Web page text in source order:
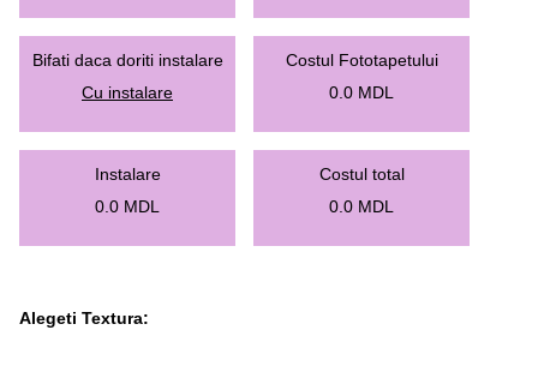
Bifati daca doriti instalare
Cu instalare
Costul Fototapetului
0.0 MDL
Instalare
0.0 MDL
Costul total
0.0 MDL
Alegeti Textura: